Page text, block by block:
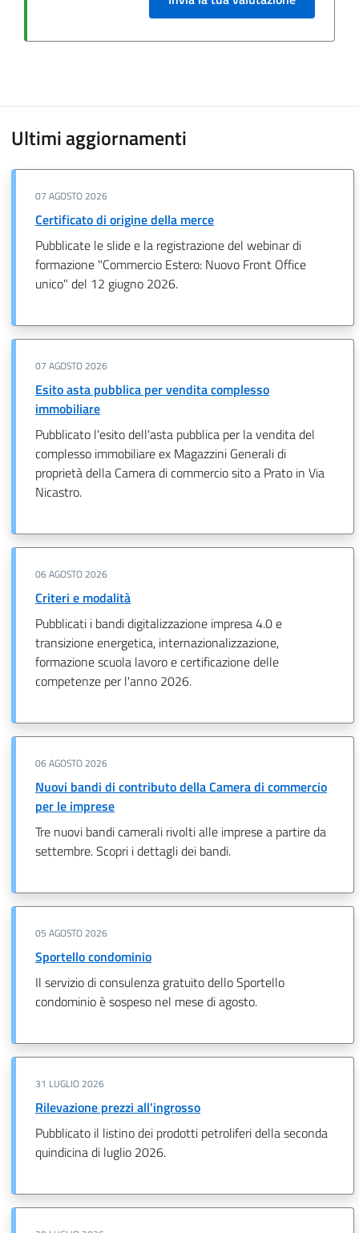
Ultimi aggiornamenti
07 AGOSTO 2026
Certificato di origine della merce
Pubblicate le slide e la registrazione del webinar di
formazione "Commercio Estero: Nuovo Front Office
unico" del 12 giugno 2026.
07 AGOSTO 2026
Esito asta pubblica per vendita complesso
immobiliare
Pubblicato l'esito dell'asta pubblica per la vendita del
complesso immobiliare ex Magazzini Generali di
proprietà della Camera di commercio sito a Prato in Via
Nicastro.
06 AGOSTO 2026
Criteri e modalità
Pubblicati i bandi digitalizzazione impresa 4.0 e
transizione energetica, internazionalizzazione,
formazione scuola lavoro e certificazione delle
competenze per l'anno 2026.
06 AGOSTO 2026
Nuovi bandi di contributo della Camera di commercio
per le imprese
Tre nuovi bandi camerali rivolti alle imprese a partire da
settembre. Scopri i dettagli dei bandi.
05 AGOSTO 2026
Sportello condominio
Il servizio di consulenza gratuito dello Sportello
condominio è sospeso nel mese di agosto.
31 LUGLIO 2026
Rilevazione prezzi all'ingrosso
Pubblicato il listino dei prodotti petroliferi della seconda
quindicina di luglio 2026.